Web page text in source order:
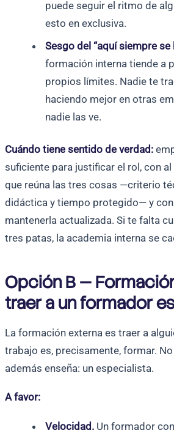
puede seguir el ritmo de
esto en exclusiva.
Sesgo del “aquí siempre se
formación interna tiende a
propios límites. Nadie te
haciendo mejor en otras
nadie las ve.
Cuándo tiene sentido de verdad:
suficiente para justificar el rol, con
que reúna las tres cosas —criterio
didáctica y tiempo protegido— y con
mantenerla actualizada. Si te falta
tres patas, la academia interna se
Opción B —
traer a un formador
La formación externa es traer a
trabajo es, precisamente, formar.
además enseña: un especialista.
A favor:
Velocidad. Un formador